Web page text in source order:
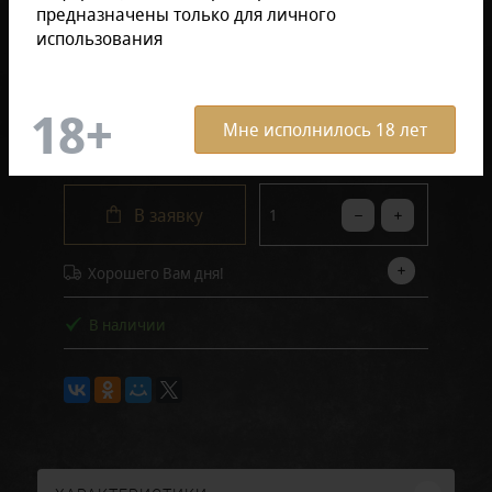
предназначены только для личного
использования
Мне исполнилось 18 лет
1 550 руб.
В заявку
Хорошего Вам дня!
В наличии